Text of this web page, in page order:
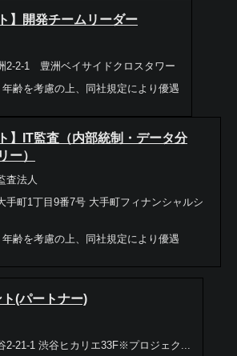
】開発チームリーダー
2-2-1 豊洲ベイサイドクロスタワー
齢を考慮の上、同社規定により優遇
】IT監査（内部統制・データ分
ー）
査法人
手町1丁目9番7号 大手町フィナンシャルシ
齢を考慮の上、同社規定により優遇
(パートナー)
2-21-1 渋谷ヒカリエ33F※プロジェク...